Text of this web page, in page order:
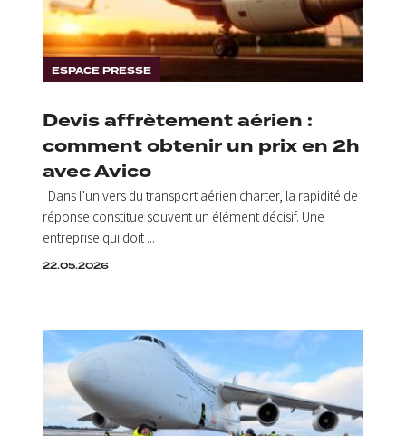
ESPACE PRESSE
Devis affrètement aérien :
comment obtenir un prix en 2h
avec Avico
Dans l’univers du transport aérien charter, la rapidité de
réponse constitue souvent un élément décisif. Une
entreprise qui doit ...
22.05.2026